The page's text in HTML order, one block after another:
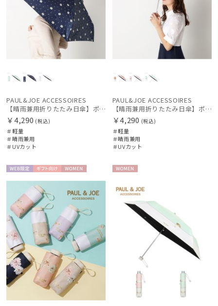
FURLA
フルラ
Fuwacool®
フワクール®
Gracy
グレイシー
HANWAY
ハンウェイ
HELEN KAMINSKI
ヘレンカミンスキー
HIROKO KOSHINO
ヒロコ コシノ
LANVIN COLLECTION
ランバン コレクション
LANVIN en Bleu
ランバン オン ブルー
MACKINTOSH PHILOSOPHY
マッキントッシュ フィロソフィー
PAUL&JOE ACCESSOIRES
【晴雨兼用折りたたみ日傘】ポール & ジョー (PAUL & JOE ACCESSOIRES) ジプシー コンパクトミニ 一級遮光99.99% 遮熱 簡単開閉 UV 晴雨兼用
￥4,290 (税込)
＃軽量
＃晴雨兼用
＃UVカット
PAUL&JOE ACCESSOIRES
【晴雨兼用折りたたみ日傘】ポール & ジョー (PAUL & JOE ACCESSOIRES) スウィングヌネット コンパクトミニ 一級遮光99.99% 遮熱 簡単開閉 UV 晴雨兼用
￥4,290 (税込)
＃軽量
＃晴雨兼用
＃UVカット
向け
N